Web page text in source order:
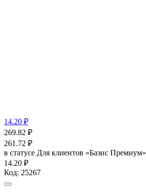
14.20 ₽
269.82 ₽
261.72 ₽
в статусе Для клиентов «Базис Премиум»
14.20 ₽
Код: 25267